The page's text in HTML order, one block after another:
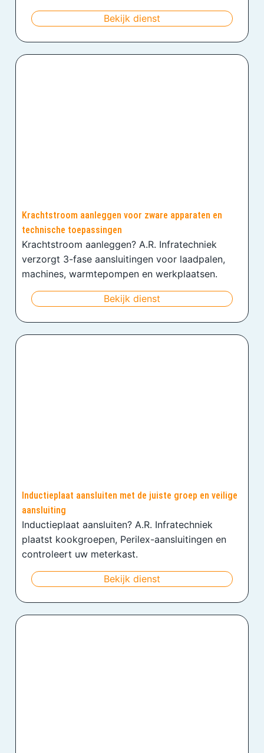
Bekijk dienst
Krachtstroom aanleggen voor zware apparaten en
technische toepassingen
Krachtstroom aanleggen? A.R. Infratechniek
verzorgt 3-fase aansluitingen voor laadpalen,
machines, warmtepompen en werkplaatsen.
Bekijk dienst
Inductieplaat aansluiten met de juiste groep en veilige
aansluiting
Inductieplaat aansluiten? A.R. Infratechniek
plaatst kookgroepen, Perilex-aansluitingen en
controleert uw meterkast.
Bekijk dienst